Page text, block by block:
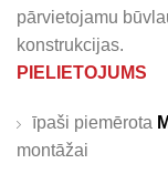
pārvietojamu
konstrukcijas.
PIELIETOJUMS
īpaši piemērota
montāžai